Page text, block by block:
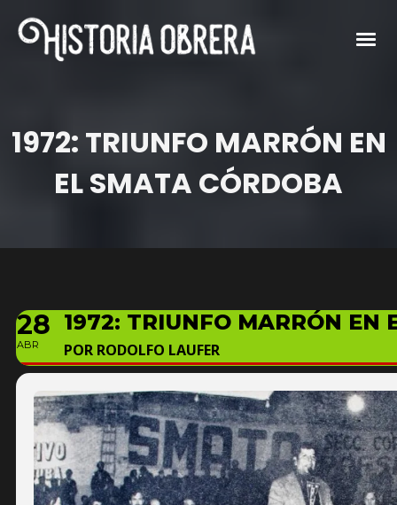
1972: TRIUNFO MARRÓN EN
EL SMATA CÓRDOBA
28
ABR
1972: TRIUNFO MARRÓN EN
POR RODOLFO LAUFER